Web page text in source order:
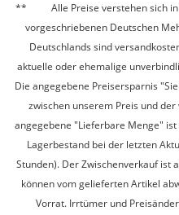
Alle Preise verstehen sich
vorgeschriebenen Deutschen
Deutschlands sind
aktuelle oder ehemalige
Die angegebene Preisersparnis
zwischen unserem Preis und
angegebene "Lieferbare Menge"
Lagerbestand bei der letzten
Stunden). Der Zwischenverkauf ist
können vom gelieferten Artikel
Vorrat. Irrtümer und